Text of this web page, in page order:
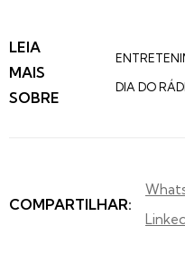
LEIA
MAIS
SOBRE
DIA DO
COMPARTILHAR: